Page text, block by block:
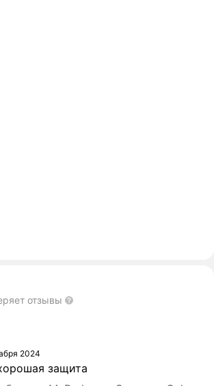
отзывы
2024
защита